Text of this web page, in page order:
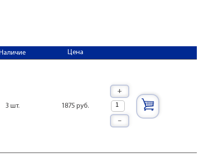
Наличие Цена
3 шт. 1875 руб.
+
–